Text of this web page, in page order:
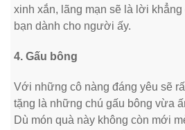
xinh xắn, lãng mạn sẽ là lời
bạn dành cho người ấy.
4. Gấu bông
Với những cô nàng đáng yêu sẽ
tặng là những chú gấu bông vừa
Dù món quà này không còn mới